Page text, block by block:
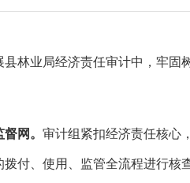
业局经济责任审计中，牢固
。
网。 审计组紧扣经济责任核心
付、使用、监管全流程进行核